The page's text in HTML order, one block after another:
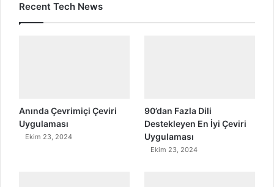
Recent Tech News
Anında Çevrimiçi Çeviri
Uygulaması
Ekim 23, 2024
90’dan Fazla Dili
Destekleyen En İyi Çeviri
Uygulaması
Ekim 23, 2024